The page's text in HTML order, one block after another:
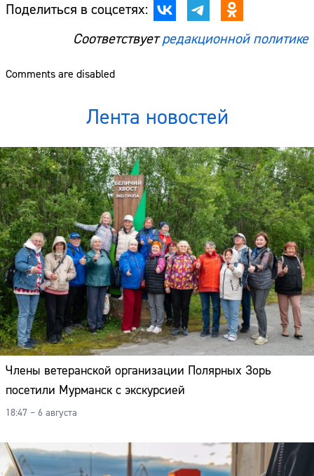
Поделиться в соцсетях:
Соответствуетредакционной политике
Comments are disabled
Лента новостей
Члены ветеранской организации Полярных Зорь
посетили Мурманск с экскурсией
18:47 – 6 августа